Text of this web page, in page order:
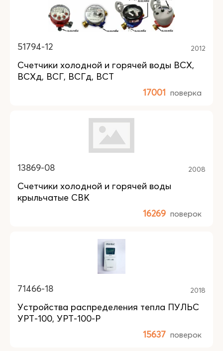
51794-12 2012
Счетчики холодной и горячей воды ВСХ,
ВСХд, ВСГ, ВСГд, ВСТ
17001 поверка
13869-08 2008
Счетчики холодной и горячей воды
крыльчатые СВК
16269 поверок
71466-18 2018
Устройства распределения тепла ПУЛЬС
УРТ-100, УРТ-100-Р
15637 поверок